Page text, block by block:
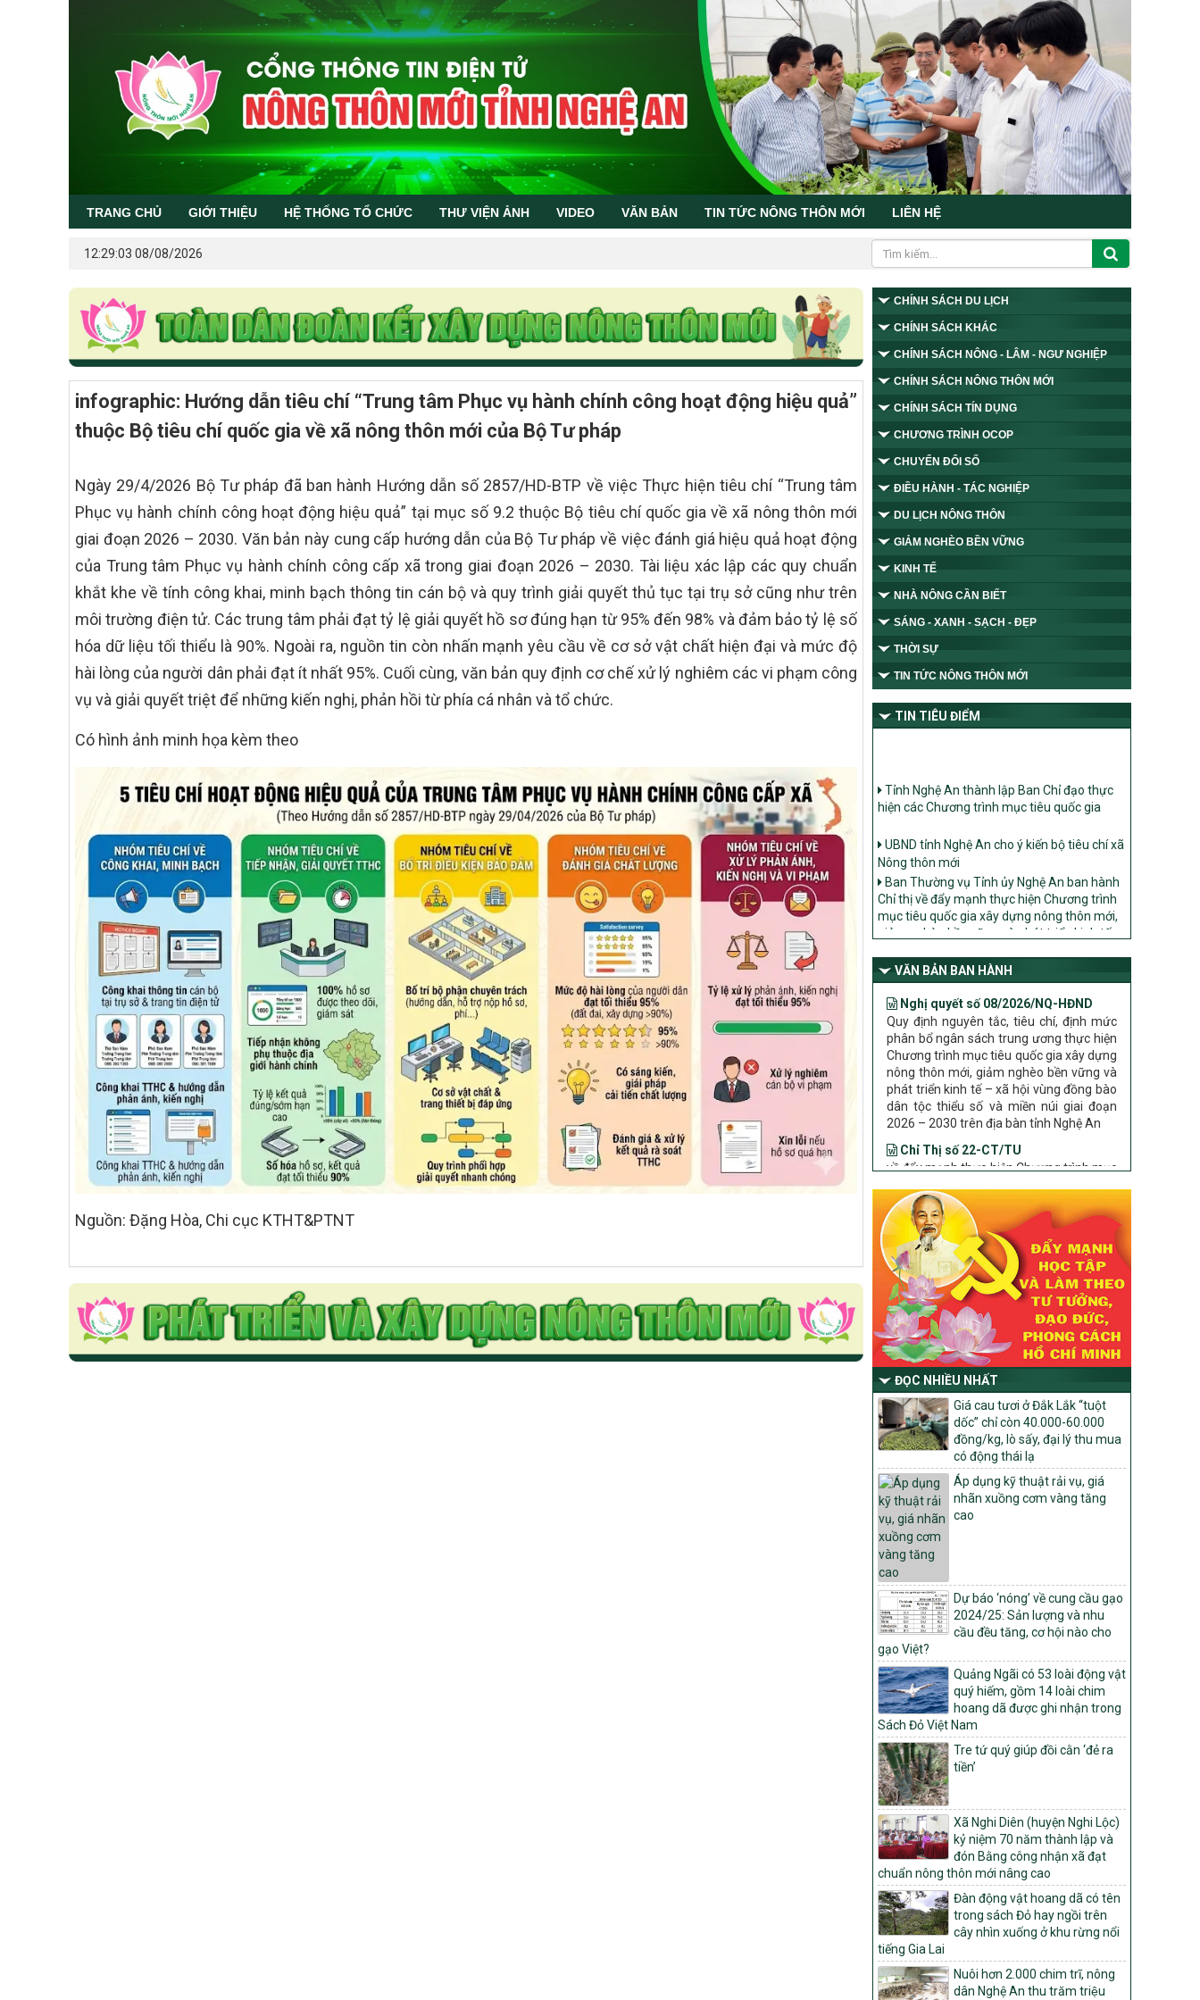
TRANG CHỦ GIỚI THIỆU HỆ THỐNG TỔ CHỨC THƯ VIỆN ẢNH VIDEO VĂN BẢN TIN TỨC NÔNG THÔN MỚI LIÊN HỆ
12:29:03 08/08/2026
infographic: Hướng dẫn tiêu chí “Trung tâm Phục vụ hành chính công hoạt động hiệu quả”
thuộc Bộ tiêu chí quốc gia về xã nông thôn mới của Bộ Tư pháp
Ngày 29/4/2026 Bộ Tư pháp đã ban hành Hướng dẫn số 2857/HD-BTP về việc Thực hiện tiêu chí “Trung tâm
Phục vụ hành chính công hoạt động hiệu quả” tại mục số 9.2 thuộc Bộ tiêu chí quốc gia vềxã nông thôn mới
giai đoạn 2026 – 2030. Văn bản này cung cấp hướng dẫn của Bộ Tư pháp về việc đánh giá hiệu quả hoạt động
của Trung tâm Phục vụ hành chính công cấp xã trong giai đoạn 2026 – 2030. Tài liệu xác lập các quy chuẩn
khắt khe về tính công khai, minh bạch thông tin cán bộ và quy trình giải quyết thủ tục tại trụ sở cũng như trên
môi trường điện tử. Các trung tâm phải đạt tỷ lệ giải quyết hồ sơ đúng hạn từ 95% đến 98% và đảm bảo tỷ lệ số
hóa dữ liệu tối thiểu là 90%. Ngoài ra, nguồn tin còn nhấn mạnh yêu cầu về cơ sở vật chất hiện đại và mức độ
hài lòng của người dân phải đạt ít nhất 95%. Cuối cùng, văn bản quy định cơ chế xử lý nghiêm các vi phạm công
vụ và giải quyết triệt để những kiến nghị, phản hồi từ phía cá nhân và tổ chức.
Có hình ảnh minh họa kèm theo
Nguồn: Đặng Hòa, Chi cục KTHT&PTNT
CHÍNH SÁCH DU LỊCH
CHÍNH SÁCH KHÁC
CHÍNH SÁCH NÔNG - LÂM - NGƯ NGHIỆP
CHÍNH SÁCH NÔNG THÔN MỚI
CHÍNH SÁCH TÍN DỤNG
CHƯƠNG TRÌNH OCOP
CHUYỂN ĐỔI SỐ
ĐIỀU HÀNH - TÁC NGHIỆP
DU LỊCH NÔNG THÔN
GIẢM NGHÈO BỀN VỮNG
KINH TẾ
NHÀ NÔNG CẦN BIẾT
SÁNG - XANH - SẠCH - ĐẸP
THỜI SỰ
TIN TỨC NÔNG THÔN MỚI
TIN TIÊU ĐIỂM
hiện các Chương trình mục tiêu quốc gia
Nông thôn mới
Ban Thường vụ Tỉnh ủy Nghệ An ban hành
Chỉ thị về đẩy mạnh thực hiện Chương trình
mục tiêu quốc gia xây dựng nông thôn mới,
giảm nghèo bền vững và phát triển kinh tế –
xã hội vùng đồng bào dân tộc thiểu số và
miền núi giai đoạn 2026 – 2030 trên địa bàn
tỉnh Nghệ An
tỉnh về tình hình thực hiện các Chương trình
mục tiêu quốc gia trên địa bàn
VĂN BẢN BAN HÀNH
Nghị quyết số 08/2026/NQ-HĐND
Quy định nguyên tắc, tiêu chí, định mức
phân bổ ngân sách trung ương thực hiện
Chương trình mục tiêu quốc gia xây dựng
nông thôn mới, giảm nghèo bền vững và
phát triển kinh tế – xã hội vùng đồng bào
dân tộc thiểu số và miền núi giai đoạn
2026 – 2030 trên địa bàn tỉnh Nghệ An
Chỉ Thị số 22-CT/TU
về đẩy mạnh thực hiện Chương trình mục
tiêu quốc gia xây dựng nông thôn mới,
tế – xã hội vùng đồng bào dân tộc thiểu
số và miền núi giai đoạn 2026 – 2030
trên địa bàn tỉnh Nghệ An
Quyết định số 2490/QĐ-UBND
Về việc thành lập Ban Chỉ đạo Chương
trình mục tiều quốc gia xây dựng nông
thôn mới, giảm nghèo bền vững và phát
triển kinh tế – xã hội vùng đồng bào dân
tộc thiểu số và miền núi giai đoạn 2026
-2030 tỉnh Nghệ An
Thông tư Số 23/2026/TT-BNNMT
Thông tư Hướng dẫn thực hiện một số
nội dung Chương trình mục tiêu quốc gia
xây dựng nông thôn mới, giảm nghèo
bền vững và phát triển kinh tế – xã hội
vùng đồng bào dân tộc thiểu số và miền
núi giai đoạn 2026-2030 thuộc phạm vi
quản lý nhà nước của Bộ Nông nghiệp và
Môi trường
Quyết định số: 26/2026/QĐ-TTg
Quyết định ban hành Bộ tiêu chí và quy
trình đánh giá, phân hạng sản phẩm Mỗi
xã một sản phẩm
số: 19/2026/QĐ-TTg
Quy định điều kiện, trình tự, thủ tục, hồ sơ
xét, công nhận, công bố và thu hồi quyết
định công nhận xã đạt chuẩn nông thôn
mới, xã đạt nông thôn mới hiện đại và
tỉnh, thành phố hoàn thành nhiệm vụ xây
dựng nông thôn mới giai đoạn 2026 –
2030
Quyết định số 16/2026/QĐ-TTg
Quy định nguyên tắc, tiêu chí, định mức
phân bổ ngân sách trung ương và tỉ lệ
vốn đối ứng ngân sách của địa phương
thực hiện Chương trình mục tiêu quốc gia
xây dựng nông thôn mới, giảm nghèo
bền vững và phát triển kinh tế – xã hội
vùng đồng bào dân tộc thiểu số và miền
núi giai đoạn 2026 – 2030
1451/QĐ-UBND
Phê duyệt danh sách các xã thuộc nhóm
1, nhóm 2, nhóm 3 trong xây dựng nông
thôn mới giai đoạn 2026-2030 trên địa
ĐỌC NHIỀU NHẤT
Giá cau tươi ở Đắk Lắk “tuột
dốc” chỉ còn 40.000-60.000
đồng/kg, lò sấy, đại lý thu mua
có động thái lạ
Áp dụng kỹ thuật rải vụ, giá
nhãn xuồng cơm vàng tăng
cao
Dự báo ‘nóng’ về cung cầu gạo
2024/25: Sản lượng và nhu
cầu đều tăng, cơ hội nào cho
gạo Việt?
Quảng Ngãi có 53 loài động vật
quý hiếm, gồm 14 loài chim
hoang dã được ghi nhận trong
Sách Đỏ Việt Nam
Tre tứ quý giúp đồi cằn ‘đẻ ra
tiền’
Xã Nghi Diên (huyện Nghi Lộc)
kỷ niệm 70 năm thành lập và
đón Bằng công nhận xã đạt
chuẩn nông thôn mới nâng cao
Đàn động vật hoang dã có tên
trong sách Đỏ hay ngồi trên
cây nhìn xuống ở khu rừng nổi
tiếng Gia Lai
Nuôi hơn 2.000 chim trĩ, nông
dân Nghệ An thu trăm triệu